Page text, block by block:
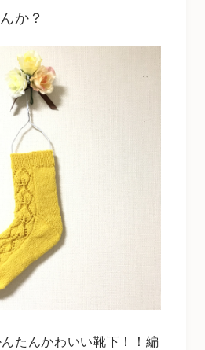
か？
たんかわいい靴下！！編